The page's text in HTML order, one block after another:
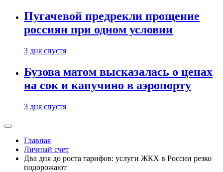
Пугачевой предрекли прощение
россиян при одном условии
3 дня спустя
Бузова матом высказалась о ценах
на сок и капучино в аэропорту
3 дня спустя
Главная
Личный счет
Два дня до роста тарифов: услуги ЖКХ в России резко
подорожают